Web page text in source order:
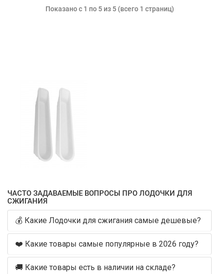
Показано с 1 по 5 из 5 (всего 1 страниц)
ЧАСТО ЗАДАВАЕМЫЕ ВОПРОСЫ ПРО ЛОДОЧКИ ДЛЯ
СЖИГАНИЯ
💰 Какие Лодочки для сжигания самые дешевые?
❤️ Какие товары самые популярные в 2026 году?
🚚 Какие товары есть в наличии на складе?